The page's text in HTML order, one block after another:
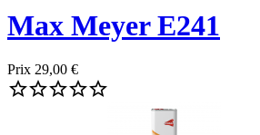
Max Meyer E241
Prix 29,00 €
